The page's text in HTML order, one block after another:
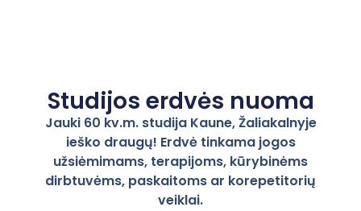
Studijos erdvės nuoma
Jauki 60 kv.m. studija Kaune, Žaliakalnyje
ieško draugų! Erdvė tinkama jogos
užsiėmimams, terapijoms, kūrybinėms
dirbtuvėms, paskaitoms ar korepetitorių
veiklai.